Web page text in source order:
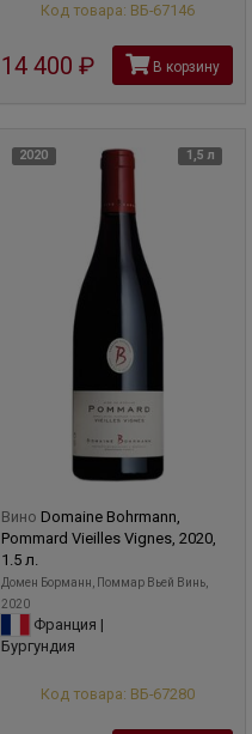
Код товара: ВБ-67146
14 400 рубВ корзину
2020 1,5 л
Вино Domaine Bohrmann,
Pommard Vieilles Vignes, 2020,
1.5 л.
Домен Борманн, Поммар Вьей Винь,
2020
Франция |
Бургундия
Код товара: ВБ-67280